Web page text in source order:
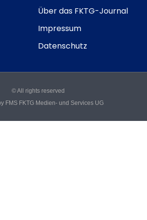
Über das FKTG-Journal
Impressum
Datenschutz
© All rights reserved
FMS FKTG Medien- und Services UG